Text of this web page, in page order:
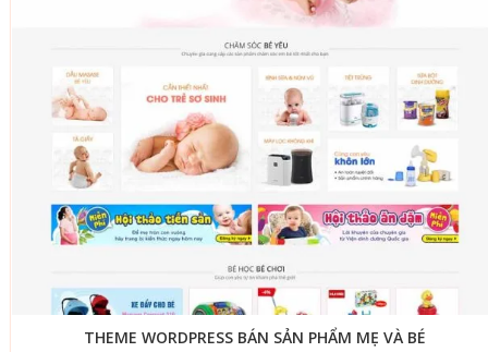
THEME WORDPRESS BÁN SẢN PHẨM MẸ VÀ BÉ